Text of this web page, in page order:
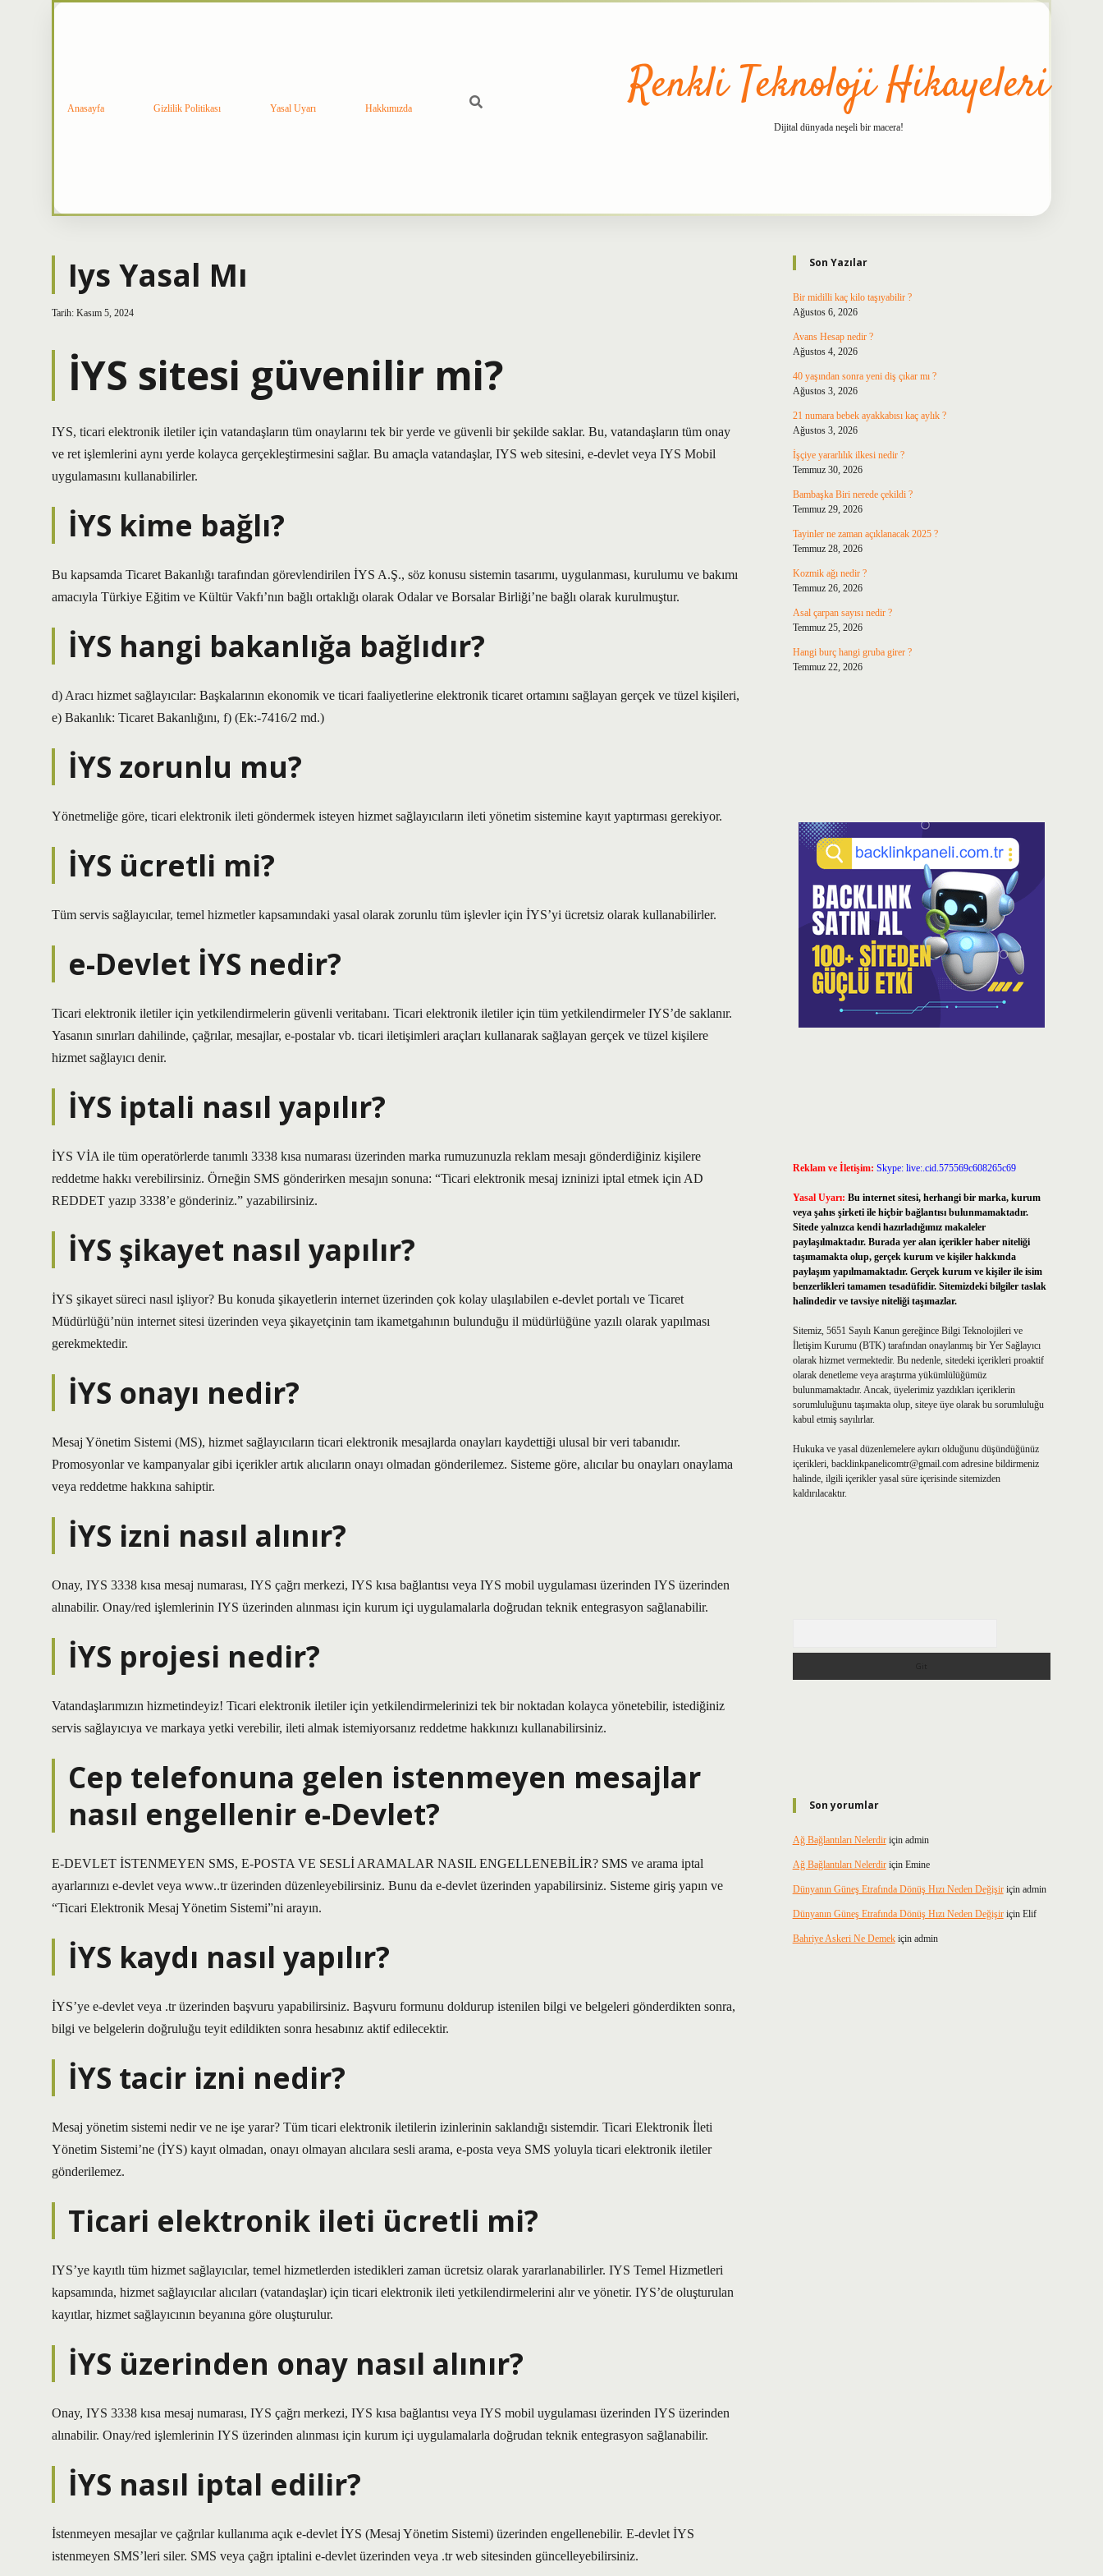
Anasayfa Gizlilik Politikası Yasal Uyarı Hakkımızda Renkli Teknoloji Hikayeleri
Dijital dünyada neşeli bir macera!
Iys Yasal Mı
Tarih: Kasım 5, 2024
İYS sitesi güvenilir mi?
IYS, ticari elektronik iletiler için vatandaşların tüm onaylarını tek bir yerde ve güvenli bir şekilde saklar. Bu, vatandaşların tüm onay
ve ret işlemlerini aynı yerde kolayca gerçekleştirmesini sağlar. Bu amaçla vatandaşlar, IYS web sitesini, e-devlet veya IYS Mobil
uygulamasını kullanabilirler.
İYS kime bağlı?
Bu kapsamda Ticaret Bakanlığı tarafından görevlendirilen İYS A.Ş., söz konusu sistemin tasarımı, uygulanması, kurulumu ve bakımı
amacıyla Türkiye Eğitim ve Kültür Vakfı’nın bağlı ortaklığı olarak Odalar ve Borsalar Birliği’ne bağlı olarak kurulmuştur.
İYS hangi bakanlığa bağlıdır?
d) Aracı hizmet sağlayıcılar: Başkalarının ekonomik ve ticari faaliyetlerine elektronik ticaret ortamını sağlayan gerçek ve tüzel kişileri,
e) Bakanlık: Ticaret Bakanlığını, f) (Ek:-7416/2 md.)
İYS zorunlu mu?
Yönetmeliğe göre, ticari elektronik ileti göndermek isteyen hizmet sağlayıcıların ileti yönetim sistemine kayıt yaptırması gerekiyor.
İYS ücretli mi?
Tüm servis sağlayıcılar, temel hizmetler kapsamındaki yasal olarak zorunlu tüm işlevler için İYS’yi ücretsiz olarak kullanabilirler.
e-Devlet İYS nedir?
Ticari elektronik iletiler için yetkilendirmelerin güvenli veritabanı. Ticari elektronik iletiler için tüm yetkilendirmeler IYS’de saklanır.
Yasanın sınırları dahilinde, çağrılar, mesajlar, e-postalar vb. ticari iletişimleri araçları kullanarak sağlayan gerçek ve tüzel kişilere
hizmet sağlayıcı denir.
İYS iptali nasıl yapılır?
İYS VİA ile tüm operatörlerde tanımlı 3338 kısa numarası üzerinden marka rumuzunuzla reklam mesajı gönderdiğiniz kişilere
reddetme hakkı verebilirsiniz. Örneğin SMS gönderirken mesajın sonuna: “Ticari elektronik mesaj izninizi iptal etmek için AD
REDDET yazıp 3338’e gönderiniz.” yazabilirsiniz.
İYS şikayet nasıl yapılır?
İYS şikayet süreci nasıl işliyor? Bu konuda şikayetlerin internet üzerinden çok kolay ulaşılabilen e-devlet portalı ve Ticaret
Müdürlüğü’nün internet sitesi üzerinden veya şikayetçinin tam ikametgahının bulunduğu il müdürlüğüne yazılı olarak yapılması
gerekmektedir.
İYS onayı nedir?
Mesaj Yönetim Sistemi (MS), hizmet sağlayıcıların ticari elektronik mesajlarda onayları kaydettiği ulusal bir veri tabanıdır.
Promosyonlar ve kampanyalar gibi içerikler artık alıcıların onayı olmadan gönderilemez. Sisteme göre, alıcılar bu onayları onaylama
veya reddetme hakkına sahiptir.
İYS izni nasıl alınır?
Onay, IYS 3338 kısa mesaj numarası, IYS çağrı merkezi, IYS kısa bağlantısı veya IYS mobil uygulaması üzerinden IYS üzerinden
alınabilir. Onay/red işlemlerinin IYS üzerinden alınması için kurum içi uygulamalarla doğrudan teknik entegrasyon sağlanabilir.
İYS projesi nedir?
Vatandaşlarımızın hizmetindeyiz! Ticari elektronik iletiler için yetkilendirmelerinizi tek bir noktadan kolayca yönetebilir, istediğiniz
servis sağlayıcıya ve markaya yetki verebilir, ileti almak istemiyorsanız reddetme hakkınızı kullanabilirsiniz.
Cep telefonuna gelen istenmeyen mesajlar
nasıl engellenir e-Devlet?
E-DEVLET İSTENMEYEN SMS, E-POSTA VE SESLİ ARAMALAR NASIL ENGELLENEBİLİR? SMS ve arama iptal
ayarlarınızı e-devlet veya www..tr üzerinden düzenleyebilirsiniz. Bunu da e-devlet üzerinden yapabilirsiniz. Sisteme giriş yapın ve
“Ticari Elektronik Mesaj Yönetim Sistemi”ni arayın.
İYS kaydı nasıl yapılır?
İYS’ye e-devlet veya .tr üzerinden başvuru yapabilirsiniz. Başvuru formunu doldurup istenilen bilgi ve belgeleri gönderdikten sonra,
bilgi ve belgelerin doğruluğu teyit edildikten sonra hesabınız aktif edilecektir.
İYS tacir izni nedir?
Mesaj yönetim sistemi nedir ve ne işe yarar? Tüm ticari elektronik iletilerin izinlerinin saklandığı sistemdir. Ticari Elektronik İleti
Yönetim Sistemi’ne (İYS) kayıt olmadan, onayı olmayan alıcılara sesli arama, e-posta veya SMS yoluyla ticari elektronik iletiler
gönderilemez.
Ticari elektronik ileti ücretli mi?
IYS’ye kayıtlı tüm hizmet sağlayıcılar, temel hizmetlerden istedikleri zaman ücretsiz olarak yararlanabilirler. IYS Temel Hizmetleri
kapsamında, hizmet sağlayıcılar alıcıları (vatandaşlar) için ticari elektronik ileti yetkilendirmelerini alır ve yönetir. IYS’de oluşturulan
kayıtlar, hizmet sağlayıcının beyanına göre oluşturulur.
İYS üzerinden onay nasıl alınır?
Onay, IYS 3338 kısa mesaj numarası, IYS çağrı merkezi, IYS kısa bağlantısı veya IYS mobil uygulaması üzerinden IYS üzerinden
alınabilir. Onay/red işlemlerinin IYS üzerinden alınması için kurum içi uygulamalarla doğrudan teknik entegrasyon sağlanabilir.
İYS nasıl iptal edilir?
İstenmeyen mesajlar ve çağrılar kullanıma açık e-devlet İYS (Mesaj Yönetim Sistemi) üzerinden engellenebilir. E-devlet İYS
istenmeyen SMS’leri siler. SMS veya çağrı iptalini e-devlet üzerinden veya .tr web sitesinden güncelleyebilirsiniz.
Sidebar
Son Yazılar
Bir midilli kaç kilo taşıyabilir ?
Ağustos 6, 2026
Avans Hesap nedir ?
Ağustos 4, 2026
40 yaşından sonra yeni diş çıkar mı ?
Ağustos 3, 2026
21 numara bebek ayakkabısı kaç aylık ?
Ağustos 3, 2026
İşçiye yararlılık ilkesi nedir ?
Temmuz 30, 2026
Bambaşka Biri nerede çekildi ?
Temmuz 29, 2026
Tayinler ne zaman açıklanacak 2025 ?
Temmuz 28, 2026
Kozmik ağı nedir ?
Temmuz 26, 2026
Asal çarpan sayısı nedir ?
Temmuz 25, 2026
Hangi burç hangi gruba girer ?
Temmuz 22, 2026
Reklam ve İletişim: Skype: live:.cid.575569c608265c69
Yasal Uyarı: Bu internet sitesi, herhangi bir marka, kurum
veya şahıs şirketi ile hiçbir bağlantısı bulunmamaktadır.
Sitede yalnızca kendi hazırladığımız makaleler
paylaşılmaktadır. Burada yer alan içerikler haber niteliği
taşımamakta olup, gerçek kurum ve kişiler hakkında
paylaşım yapılmamaktadır. Gerçek kurum ve kişiler ile isim
benzerlikleri tamamen tesadüfidir. Sitemizdeki bilgiler taslak
halindedir ve tavsiye niteliği taşımazlar.
Sitemiz, 5651 Sayılı Kanun gereğince Bilgi Teknolojileri ve
İletişim Kurumu (BTK) tarafından onaylanmış bir Yer Sağlayıcı
olarak hizmet vermektedir. Bu nedenle, sitedeki içerikleri proaktif
olarak denetleme veya araştırma yükümlülüğümüz
bulunmamaktadır. Ancak, üyelerimiz yazdıkları içeriklerin
sorumluluğunu taşımakta olup, siteye üye olarak bu sorumluluğu
kabul etmiş sayılırlar.
Hukuka ve yasal düzenlemelere aykırı olduğunu düşündüğünüz
içerikleri, backlinkpanelicomtr@gmail.comadresine bildirmeniz
halinde, ilgili içerikler yasal süre içerisinde sitemizden
kaldırılacaktır.
Son yorumlar
Ağ Bağlantıları Nelerdiriçin admin
Ağ Bağlantıları Nelerdiriçin Emine
Dünyanın Güneş Etrafında Dönüş Hızı Neden Değişiriçin admin
Dünyanın Güneş Etrafında Dönüş Hızı Neden Değişiriçin Elif
Bahriye Askeri Ne Demekiçin admin